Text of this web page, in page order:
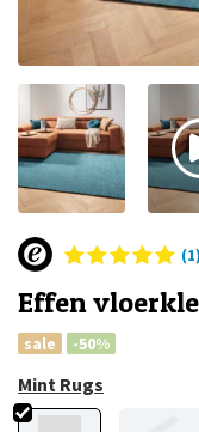
(1)
Effen
sale -50%
Mint Rugs